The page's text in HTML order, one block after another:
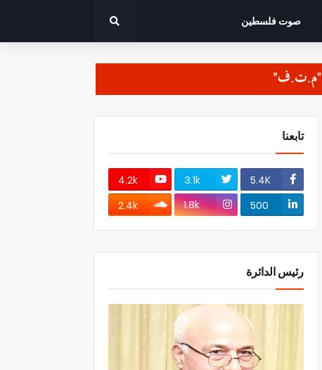
صوت فلسطين
تابعنا
5.4K
3.1k
4.2k
500
1.8k
2.4k
رئيس الدائرة